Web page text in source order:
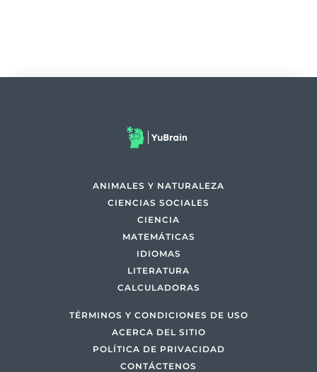
ANIMALES Y NATURALEZA
CIENCIAS SOCIALES
CIENCIA
MATEMÁTICAS
IDIOMAS
LITERATURA
CALCULADORAS
TÉRMINOS Y CONDICIONES DE USO
ACERCA DEL SITIO
POLÍTICA DE PRIVACIDAD
CONTÁCTENOS